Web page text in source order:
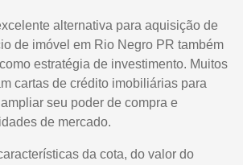
alternativa para aquisição de
de imóvel em Rio Negro PR também
estratégia de investimento. Muitos
cartas de crédito imobiliárias para
seu poder de compra e
de mercado.
da cota, do valor do